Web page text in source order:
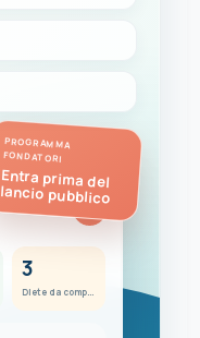
PROGRAMMA
FONDATORI
Entra prima del
lancio pubblico
FC
3
Diete da completare